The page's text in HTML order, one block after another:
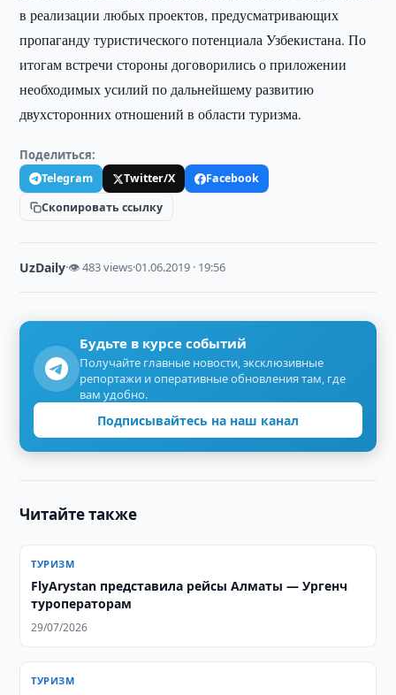
в реализации любых проектов, предусматривающих
пропаганду туристического потенциала Узбекистана. По
итогам встречи стороны договорились о приложении
необходимых усилий по дальнейшему развитию
двухсторонних отношений в области туризма.
Поделиться:
Telegram Twitter/X
Facebook
Скопировать ссылку
UzDaily·👁 483 views·01.06.2019 · 19:56
Будьте в курсе событий
Получайте главные новости, эксклюзивные
репортажи и оперативные обновления там, где
вам удобно.
Подписывайтесь на наш канал
Читайте также
ТУРИЗМ
FlyArystan представила рейсы Алматы — Ургенч
туроператорам
29/07/2026
ТУРИЗМ